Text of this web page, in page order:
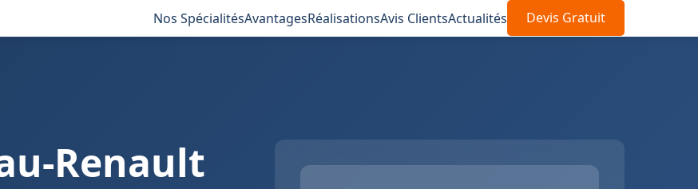
Nos SpécialitésAvantagesRéalisationsAvis ClientsActualités Devis Gratuit
Renault